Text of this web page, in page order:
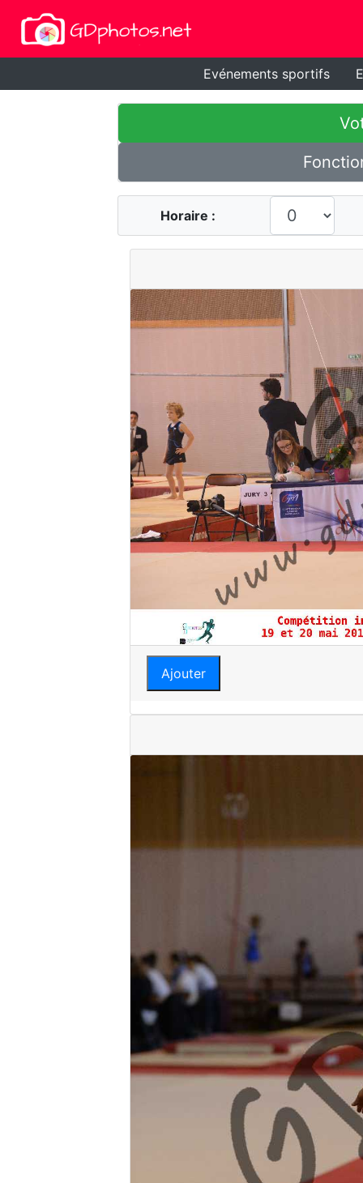
Evénements sportifs
Horaire :
Ajouter